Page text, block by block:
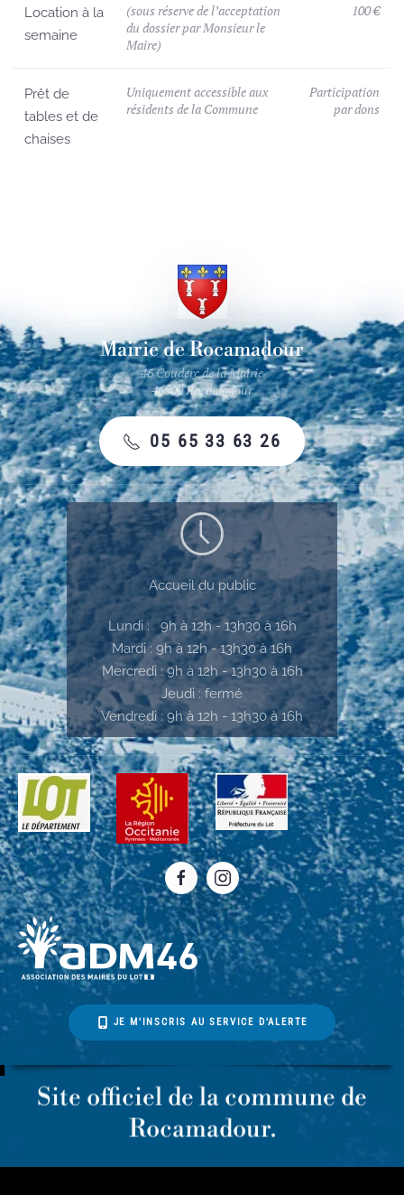
Location à la
semaine
(sous réserve de l’acceptation
du dossier par Monsieur le
Maire)
100 €
Prêt de
tables et de
chaises
Uniquement accessible aux
résidents de la Commune
Participation
par dons
Mairie de Rocamadour
46 Couderc de la Mairie
46500 Rocamadour
05 65 33 63 26
Accueil du public
Lundi : 9h à 12h - 13h30 à 16h
Mardi : 9h à 12h - 13h30 à 16h
Mercredi : 9h à 12h - 13h30 à 16h
Jeudi : fermé
Vendredi : 9h à 12h - 13h30 à 16h
JE M'INSCRIS AU SERVICE D'ALERTE
Site officiel de la commune de
Rocamadour.